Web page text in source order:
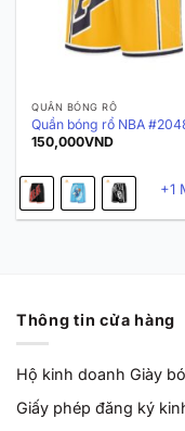
QUẦN BÓNG RỔ
Quần bóng rổ NBA
150,000VND
+1
Thông tin cửa hàng
Hộ kinh doanh Giày
Giấy phép đăng ký